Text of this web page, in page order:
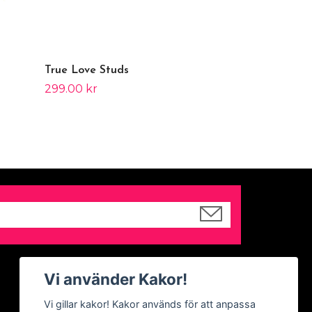
True Love Studs
299.00 kr
Facebook
Vi använder Kakor!
Vi gillar kakor! Kakor används för att anpassa